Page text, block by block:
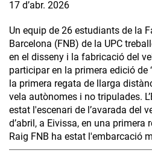
17 d’abr. 2026
Un equip de 26 estudiants de la
Barcelona (FNB) de la UPC
en el disseny i la fabricació del
participar en la primera edició de
la primera regata de llarga
vela autònomes i no tripulades.
estat l'escenari de l’avarada del
d’abril, a Eivissa, en una primera
Raig FNB ha estat l'embarcació